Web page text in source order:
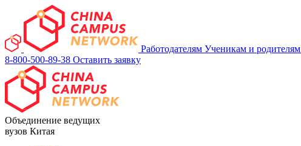
Работодателям Ученикам и родителям
8-800-500-89-38 Оставить заявку
Объединение ведущих
вузов Китая